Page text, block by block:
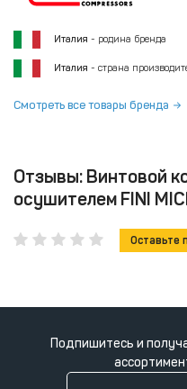
Италия - родина бренда
Италия - страна
Смотреть все товары бренда
Отзывы: Винтовой
осушителем FINI
Оставьте
Подпишитесь и